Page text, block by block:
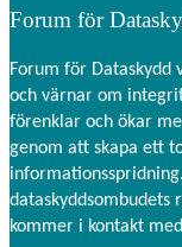
Forum för
Forum för
och värnar om
förenklar och ökar
genom att skapa ett
kommer i kontakt